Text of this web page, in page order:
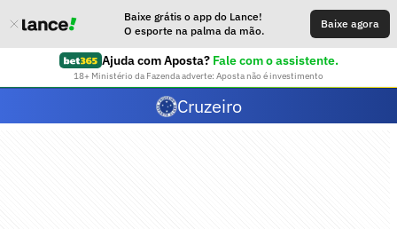
Baixe grátis o app do Lance!
O esporte na palma da mão.
Baixe agora
Ajuda com Aposta? Fale com o assistente.
18+ Ministério da Fazenda adverte: Aposta não é investimento
Cruzeiro